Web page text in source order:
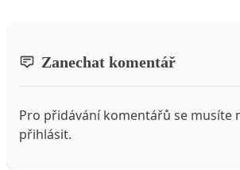
Zanechat komentář
Pro přidávání komentářů se musíte
přihlásit.